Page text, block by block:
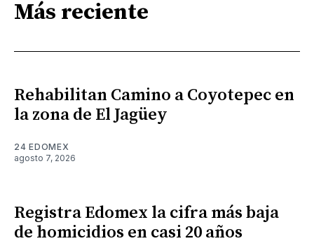
Más reciente
Rehabilitan Camino a Coyotepec en
la zona de El Jagüey
24 EDOMEX
agosto 7, 2026
Registra Edomex la cifra más baja
de homicidios en casi 20 años